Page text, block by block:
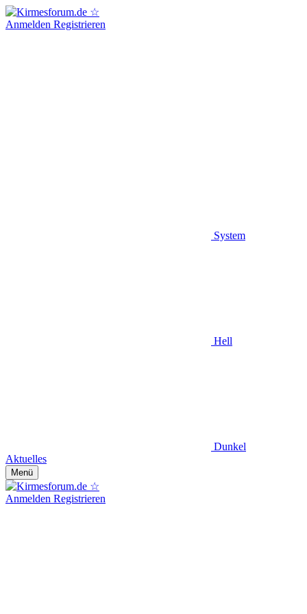
Anmelden Registrieren
System
Hell
Dunkel
Aktuelles
Menü
Anmelden Registrieren